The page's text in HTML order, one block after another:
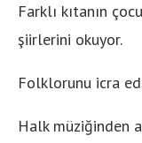
Farklı kıtanın
şiirlerini okuyor.
Folklorunu icra
Halk müziğinden